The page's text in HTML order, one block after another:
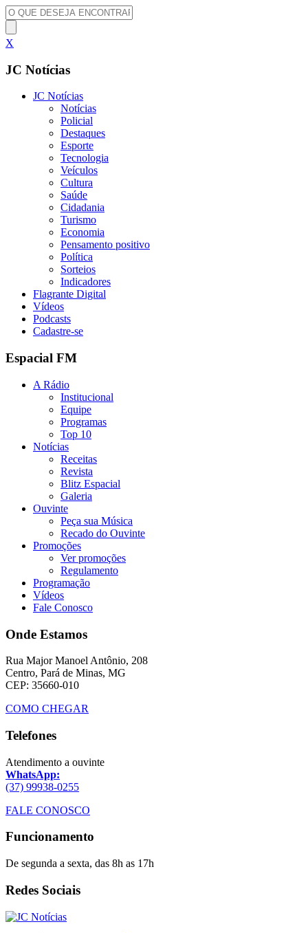
X
JC Notícias
JC Notícias
Notícias
Policial
Destaques
Esporte
Tecnologia
Veículos
Cultura
Saúde
Cidadania
Turismo
Economia
Pensamento positivo
Política
Sorteios
Indicadores
Flagrante Digital
Vídeos
Podcasts
Cadastre-se
Espacial FM
A Rádio
Institucional
Equipe
Programas
Top 10
Notícias
Receitas
Revista
Blitz Espacial
Galeria
Ouvinte
Peça sua Música
Recado do Ouvinte
Promoções
Ver promoções
Regulamento
Programação
Vídeos
Fale Conosco
Onde Estamos
Rua Major Manoel Antônio, 208
Centro, Pará de Minas, MG
CEP: 35660-010
COMO CHEGAR
Telefones
Atendimento a ouvinte
WhatsApp:
(37) 99938-0255
FALE CONOSCO
Funcionamento
De segunda a sexta, das 8h as 17h
Redes Sociais